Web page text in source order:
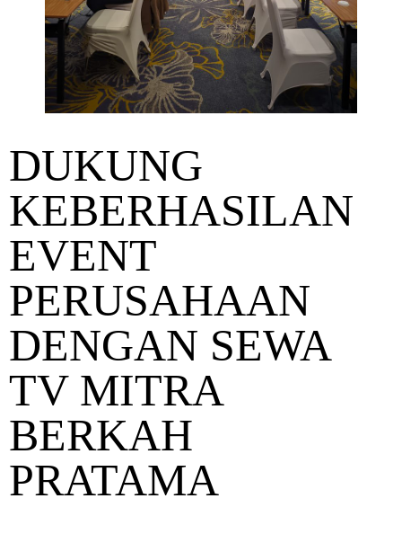
DUKUNG
KEBERHASILAN
EVENT
PERUSAHAAN
DENGAN SEWA
TV MITRA
BERKAH
PRATAMA